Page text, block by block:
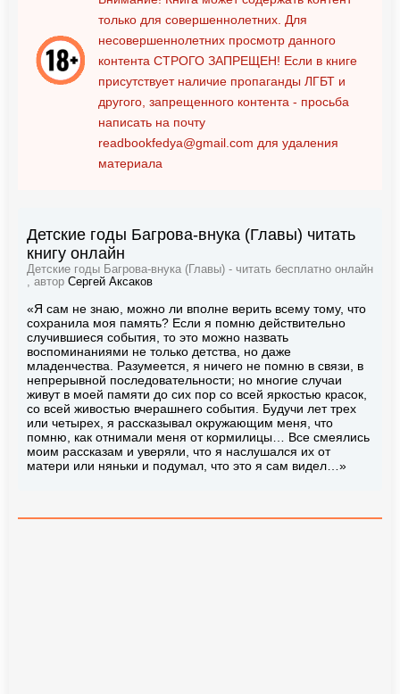
только для совершеннолетних. Для
несовершеннолетних просмотр данного
контента СТРОГО ЗАПРЕЩЕН! Если в книге
присутствует наличие пропаганды ЛГБТ и
другого, запрещенного контента - просьба
написать на почту
readbookfedya@gmail.com для удаления
материала
Детские годы Багрова-внука (Главы) читать
книгу онлайн
Детские годы Багрова-внука (Главы) - читать бесплатно онлайн
, автор Сергей Аксаков
«Я сам не знаю, можно ли вполне верить всему тому, что
сохранила моя память? Если я помню действительно
случившиеся события, то это можно назвать
воспоминаниями не только детства, но даже
младенчества. Разумеется, я ничего не помню в связи, в
непрерывной последовательности; но многие случаи
живут в моей памяти до сих пор со всей яркостью красок,
со всей живостью вчерашнего события. Будучи лет трех
или четырех, я рассказывал окружающим меня, что
помню, как отнимали меня от кормилицы… Все смеялись
моим рассказам и уверяли, что я наслушался их от
матери или няньки и подумал, что это я сам видел…»